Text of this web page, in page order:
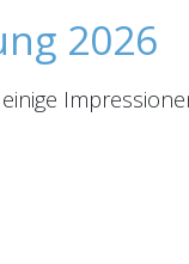
2026